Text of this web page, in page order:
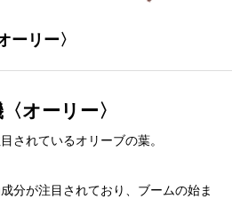
ーリー〉
オーリー〉
されているオリーブの葉。
分が注目されており、ブームの始ま